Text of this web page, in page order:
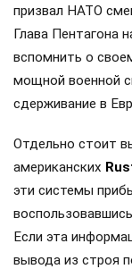
призвал НАТО
Глава Пентагона
вспомнить о
мощной военной
сдерживание в
Отдельно стоит
американских
эти системы
Если эта
вывода из строя